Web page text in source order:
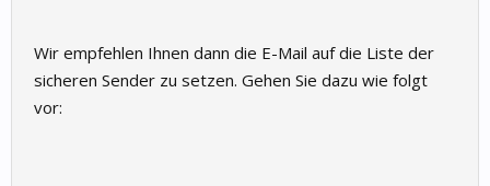
Wir empfehlen Ihnen dann die E-Mail auf die Liste der
sicheren Sender zu setzen. Gehen Sie dazu wie folgt
vor: